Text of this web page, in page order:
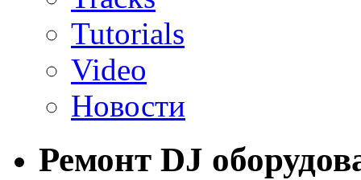
Tutorials
Video
Новости
Ремонт DJ